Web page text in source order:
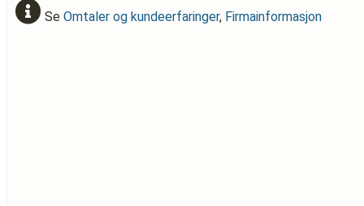
Se Omtaler og kundeerfaringer, Firmainformasjon